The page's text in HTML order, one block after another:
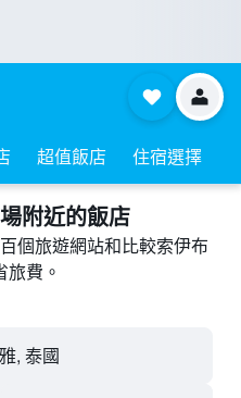
超值飯店 住宿選擇
附近​的飯店
個旅遊網站和比較索伊布
費。
, 泰國